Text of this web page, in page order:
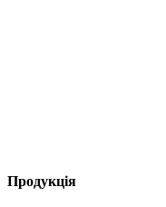
Продукція